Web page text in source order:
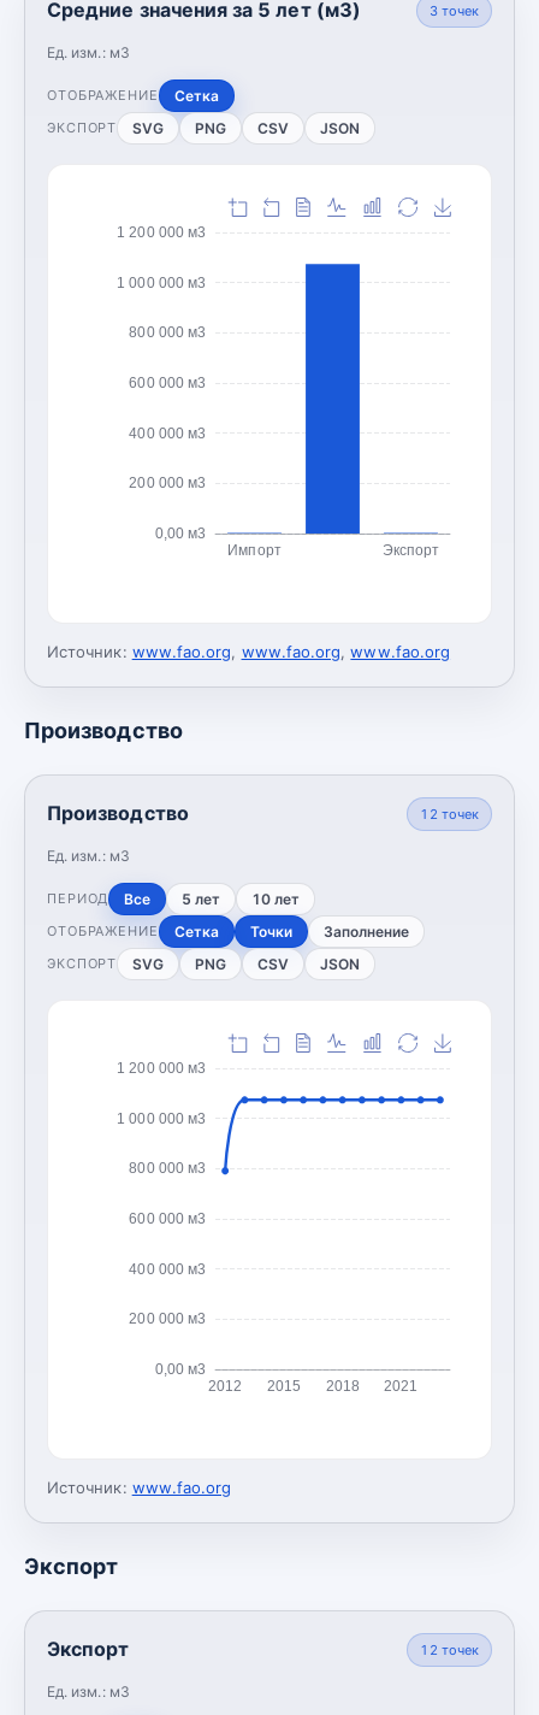
Средние значения за 5 лет (м3)
Ед. изм.: м3
3точек
ОТОБРАЖЕНИЕ Сетка
ЭКСПОРТ SVG PNG CSV JSON
0,00 м3
200 000 м3
400 000 м3
600 000 м3
800 000 м3
1 000 000 м3
1 200 000 м3
Импорт Экспорт
Источник: www.fao.org, www.fao.org,www.fao.org
Производство
Производство
Ед. изм.: м3
12 точек
ПЕРИОД Все 5 лет 10 лет
ОТОБРАЖЕНИЕ Сетка Точки Заполнение
ЭКСПОРТ SVG PNG CSV JSON
0,00 м3
200 000 м3
400 000 м3
600 000 м3
800 000 м3
1 000 000 м3
1 200 000 м3
2012 2015 2018 2021
Источник: www.fao.org
Экспорт
Экспорт
Ед. изм.: м3
12 точек